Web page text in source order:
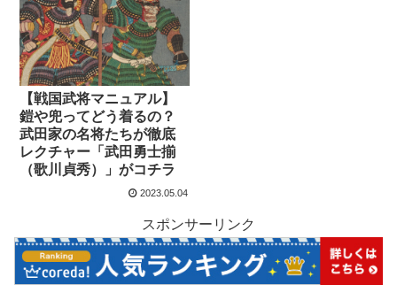
【戦国武将マニュアル】
鎧や兜ってどう着るの？
武田家の名将たちが徹底
レクチャー「武田勇士揃
（歌川貞秀）」がコチラ
2023.05.04
スポンサーリンク